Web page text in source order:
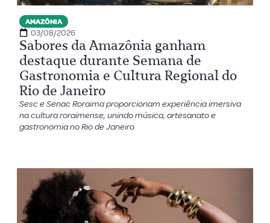
AMAZÔNIA
03/08/2026
Sabores da Amazônia ganham
destaque durante Semana de
Gastronomia e Cultura Regional do
Rio de Janeiro
Sesc e Senac Roraima proporcionam experiência imersiva
na cultura roraimense, unindo música, artesanato e
gastronomia no Rio de Janeiro